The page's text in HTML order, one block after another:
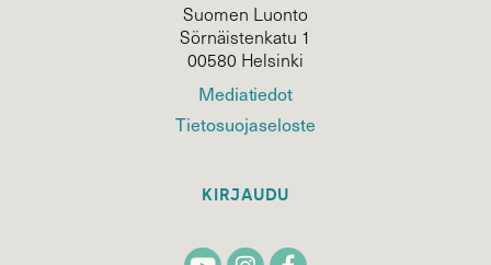
Suomen Luonto
Sörnäistenkatu 1
00580 Helsinki
Mediatiedot
Tietosuojaseloste
KIRJAUDU